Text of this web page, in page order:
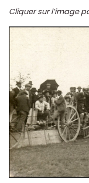
Cliquer sur l’image